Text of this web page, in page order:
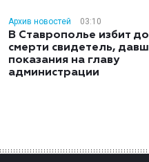
Архив новостей 03:10
В Ставрополье избит до
смерти свидетель,
показания на главу
администрации